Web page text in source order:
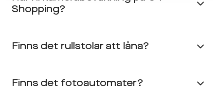
Shopping?
Finns det rullstolar att låna?
Finns det fotoautomater?